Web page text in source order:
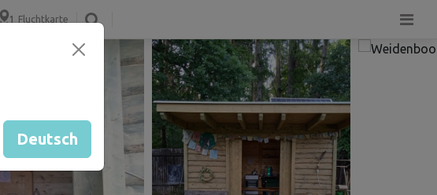
Fluchtkarte
Deutsch